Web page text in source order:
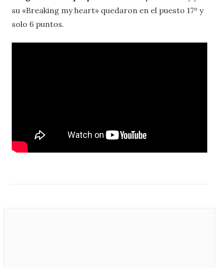
su «Breaking my heart» quedaron en el puesto 17º y
solo 6 puntos.